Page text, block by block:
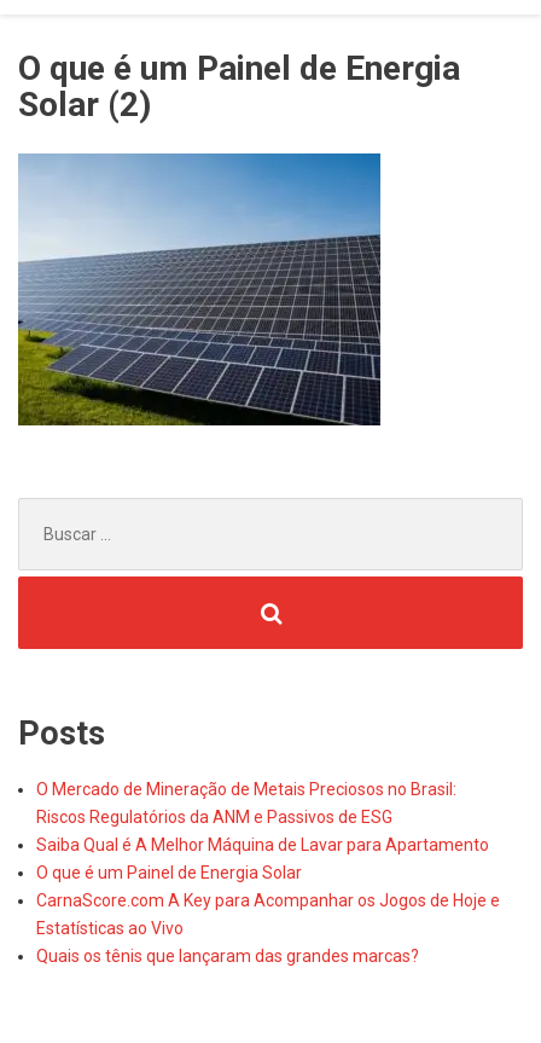
O que é um Painel de Energia
Solar (2)
por:
Posts
O Mercado de Mineração de Metais Preciosos no Brasil:
Riscos Regulatórios da ANM e Passivos de ESG
Saiba Qual é A Melhor Máquina de Lavar para Apartamento
O que é um Painel de Energia Solar
CarnaScore.com A Key para Acompanhar os Jogos de Hoje e
Estatísticas ao Vivo
Quais os tênis que lançaram das grandes marcas?